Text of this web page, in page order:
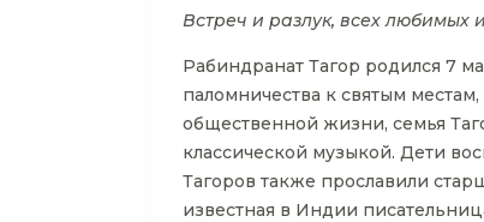
Встреч и разлук, всех любимых
Рабиндранат Тагор родился 7
паломничества к святым
общественной жизни, семья
классической музыкой. Дети
Тагоров также прославили
известная в Индии